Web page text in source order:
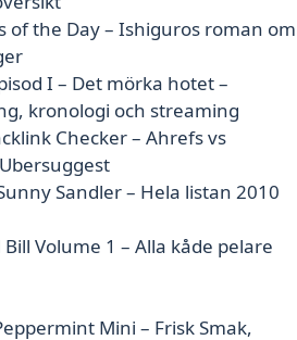
of the Day – Ishiguros roman om
I – Det mörka hotet –
kronologi och streaming
Checker – Ahrefs vs
Sandler – Hela listan 2010
Bill Volume 1 – Alla kåde pelare
Mini – Frisk Smak,